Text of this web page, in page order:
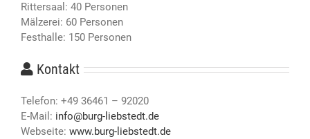
Rittersaal: 40 Personen
Mälzerei: 60 Personen
Festhalle: 150 Personen
Kontakt
Telefon: +49 36461 – 92020
E-Mail: info@burg-liebstedt.de
Webseite: www.burg-liebstedt.de